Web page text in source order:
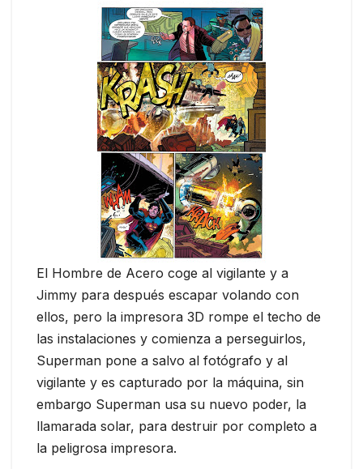
El Hombre de Acero coge al vigilante y a
Jimmy para después escapar volando con
ellos, pero la impresora 3D rompe el techo de
las instalaciones y comienza a perseguirlos,
Superman pone a salvo al fotógrafo y al
vigilante y es capturado por la máquina, sin
embargo Superman usa su nuevo poder, la
llamarada solar, para destruir por completo a
la peligrosa impresora.